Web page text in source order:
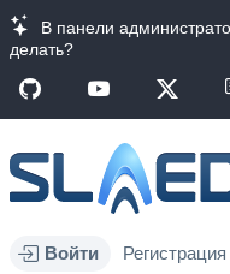
В панели
делать?
Войти Регистрация